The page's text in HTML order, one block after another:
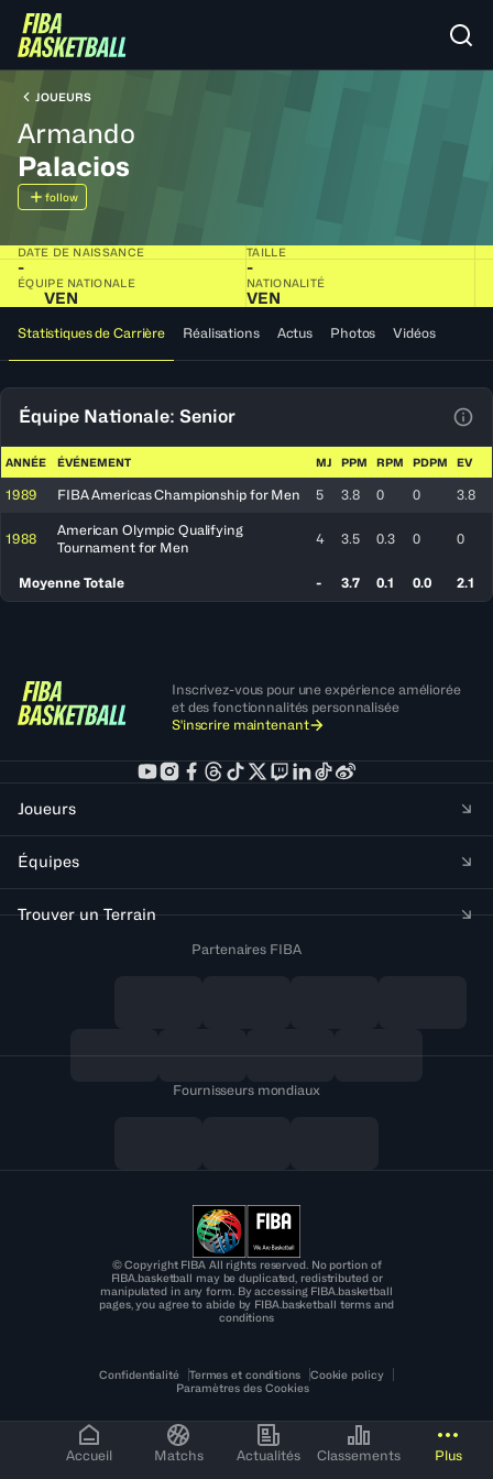
Accueil Matchs Actualités Classements Plus
JOUEURS
Armando
Palacios
follow
DATE DE NAISSANCE
-
TAILLE
-
ÉQUIPE NATIONALE
VEN
NATIONALITÉ
VEN
Statistiques de Carrière Réalisations Actus Photos Vidéos
Équipe Nationale: Senior
ANNÉE ÉVÉNEMENT MJ PPM RPM PDPM EV
1989 FIBA Americas Championship for Men 5 3.8 0 0 3.8
1988
American Olympic Qualifying
Tournament for Men
4 3.5 0.3 0 0
Moyenne Totale - 3.7 0.1 0.0 2.1
Inscrivez-vous pour une expérience améliorée
et des fonctionnalités personnalisée
S'inscrire maintenant
Joueurs
Équipes
Trouver un Terrain
Partenaires FIBA
Fournisseurs mondiaux
© Copyright FIBA All rights reserved. No portion of
FIBA.basketball may be duplicated, redistributed or
manipulated in any form. By accessing FIBA.basketball
pages, you agree to abide by FIBA.basketball terms and
conditions
Confidentialité Termes et conditions
Cookie policy
Paramètres des Cookies